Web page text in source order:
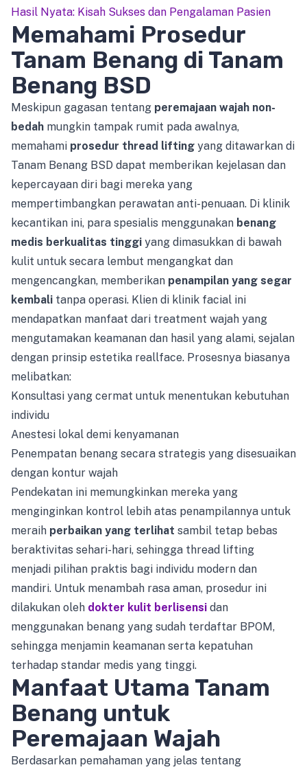
Hasil Nyata: Kisah Sukses dan Pengalaman Pasien
Memahami Prosedur
Tanam Benang di Tanam
Benang BSD
Meskipun gagasan tentang peremajaan wajah non-
bedah mungkin tampak rumit pada awalnya,
memahami prosedur thread lifting yang ditawarkan di
Tanam Benang BSD dapat memberikan kejelasan dan
kepercayaan diri bagi mereka yang
mempertimbangkan perawatan anti-penuaan. Di klinik
kecantikan ini, para spesialis menggunakan benang
medis berkualitas tinggi yang dimasukkan di bawah
kulit untuk secara lembut mengangkat dan
mengencangkan, memberikan penampilan yang segar
kembali tanpa operasi. Klien di klinik facial ini
mendapatkan manfaat dari treatment wajah yang
mengutamakan keamanan dan hasil yang alami, sejalan
dengan prinsip estetika reallface. Prosesnya biasanya
melibatkan:
Konsultasi yang cermat untuk menentukan kebutuhan
individu
Anestesi lokal demi kenyamanan
Penempatan benang secara strategis yang disesuaikan
dengan kontur wajah
Pendekatan ini memungkinkan mereka yang
menginginkan kontrol lebih atas penampilannya untuk
meraih perbaikan yang terlihat sambil tetap bebas
beraktivitas sehari-hari, sehingga thread lifting
menjadi pilihan praktis bagi individu modern dan
mandiri. Untuk menambah rasa aman, prosedur ini
dilakukan oleh dokter kulit berlisensi dan
menggunakan benang yang sudah terdaftar BPOM,
sehingga menjamin keamanan serta kepatuhan
terhadap standar medis yang tinggi.
Manfaat Utama Tanam
Benang untuk
Peremajaan Wajah
Berdasarkan pemahaman yang jelas tentang